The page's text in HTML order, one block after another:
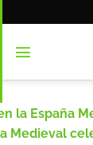
la España
Medieval